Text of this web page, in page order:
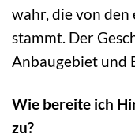
wahr, die von
stammt. Der
Anbaugebiet und
Wie bereite ich
zu?